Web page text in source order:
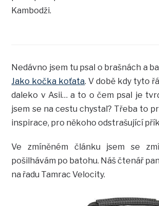
Kambodži.
Nedávno jsem tu psal o brašnách a
Jako kočka koťata. V době kdy tyto
daleko v Asii… a to o čem psal je
jsem se na cestu chystal? Třeba to
inspirace, pro někoho odstrašující
Ve zmíněném článku jsem se
pošilhávám po batohu. Náš čtenář pan
na řadu Tamrac Velocity.